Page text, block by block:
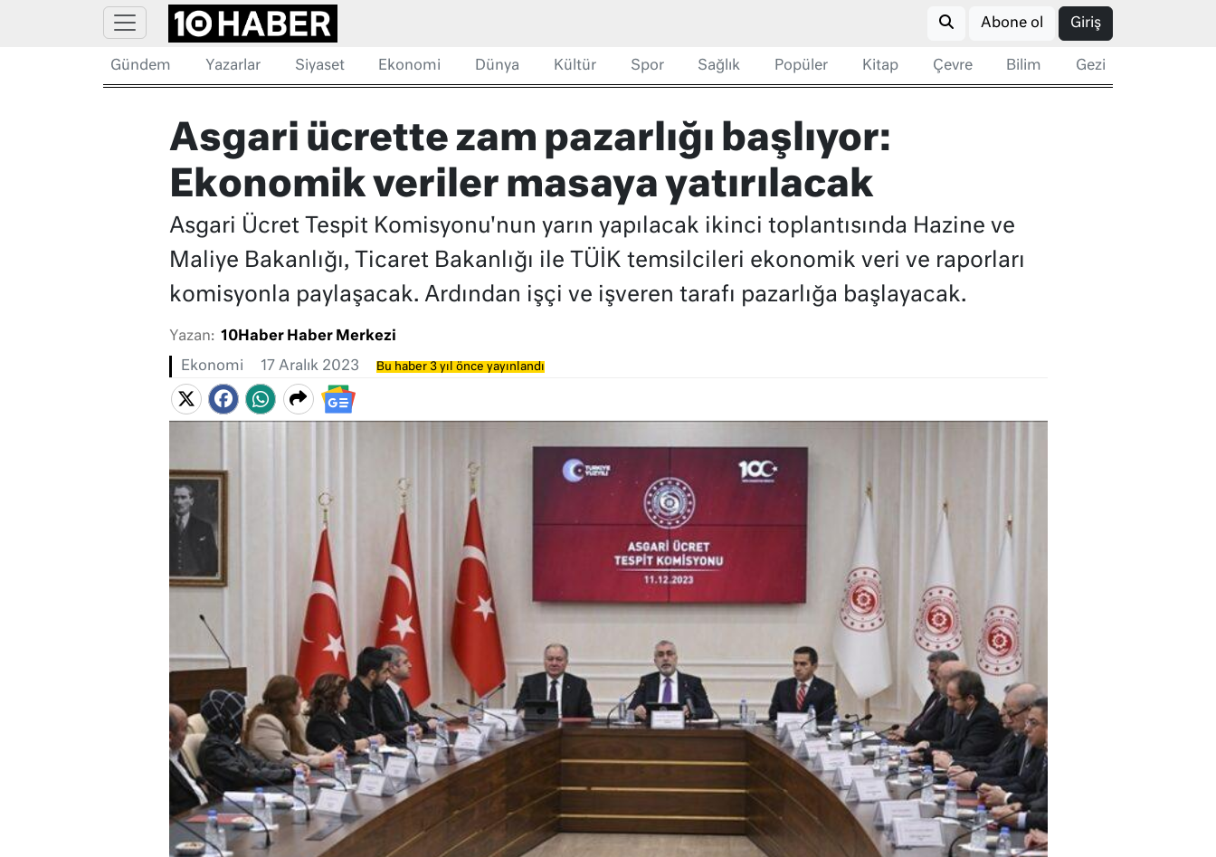
Abone ol Giriş
Gündem Yazarlar Siyaset Ekonomi Dünya Kültür Spor Sağlık Popüler Kitap Çevre Bilim Gezi
Asgari ücrette zam pazarlığı başlıyor:
Ekonomik veriler masaya yatırılacak
Asgari Ücret Tespit Komisyonu'nun yarın yapılacak ikinci toplantısında Hazine ve
Maliye Bakanlığı, Ticaret Bakanlığı ile TÜİK temsilcileri ekonomik veri ve raporları
komisyonla paylaşacak. Ardından işçi ve işveren tarafı pazarlığa başlayacak.
Yazan: 10Haber Haber Merkezi
Ekonomi 17 Aralık 2023 Bu haber 3 yıl önce yayınlandı